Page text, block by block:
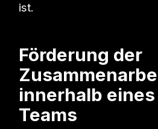
ist.
Förderung der
innerhalb
Teams